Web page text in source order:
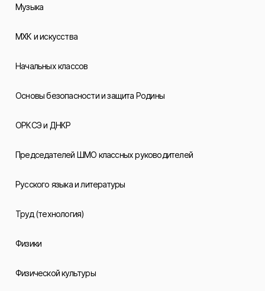
Музыка
МХК и искусства
Начальных классов
Основы безопасности и защита Родины
ОРКСЭ и ДНКР
Председателей ШМО классных руководителей
Русского языка и литературы
Труд (технология)
Физики
Физической культуры